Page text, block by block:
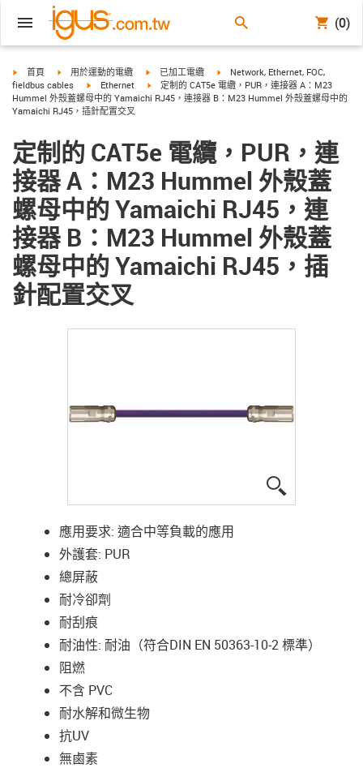
(0)
igus-icon-arrow-right
首頁 igus-icon-arrow-right
用於運動的電纜 igus-icon-arrow-right
已加工電纜 igus-icon-arrow-right
Network, Ethernet, FOC,
fieldbus cables
igus-icon-arrow-right
Ethernet igus-icon-arrow-right
定制的 CAT5e 電纜，PUR，連接器 A：M23
Hummel 外殼蓋螺母中的 Yamaichi RJ45，連接器 B：M23 Hummel 外殼蓋螺母中的
Yamaichi RJ45，插針配置交叉
定制的 CAT5e 電纜，PUR，連
接器 A：M23 Hummel 外殼蓋
螺母中的 Yamaichi RJ45，連
接器 B：M23 Hummel 外殼蓋
螺母中的 Yamaichi RJ45，插
針配置交叉
應用要求: 適合中等負載的應用
外護套: PUR
總屏蔽
耐冷卻劑
耐刮痕
耐油性: 耐油（符合DIN EN 50363-10-2 標準）
阻燃
不含 PVC
耐水解和微生物
抗UV
無鹵素